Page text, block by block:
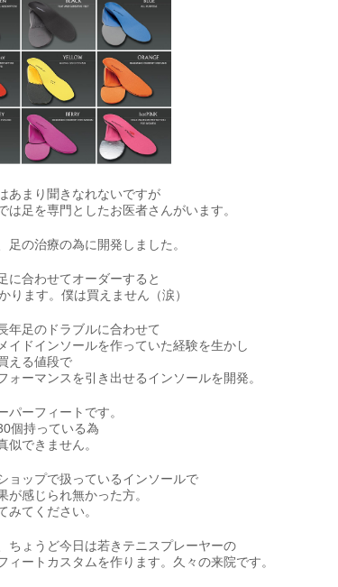
あまり聞きなれないですが
は足を専門としたお医者さんがいます。
足の治療の為に開発しました。
に合わせてオーダーすると
ります。僕は買えません（涙）
年足のドラブルに合わせて
イドインソールを作っていた経験を生かし
える値段で
ォーマンスを引き出せるインソールを開発。
パーフィートです。
個持っている為
似できません。
ョップで扱っているインソールで
が感じられ無かった方。
みてください。
ちょうど今日は若きテニスプレーヤーの
ィートカスタムを作ります。久々の来院です。